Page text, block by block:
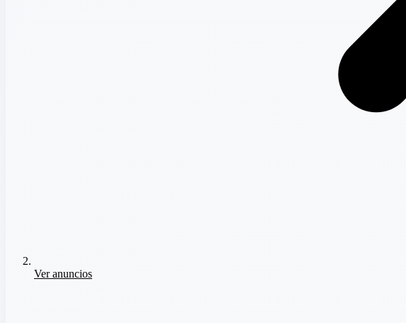
Ver anuncios